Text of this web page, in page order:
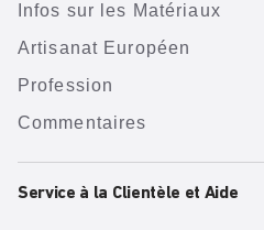
Infos sur les Matériaux
Artisanat Européen
Profession
Commentaires
Service à la Clientèle et Aide